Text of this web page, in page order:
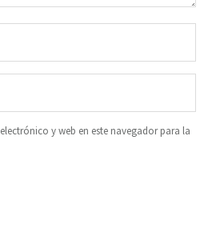
y web en este navegador para la